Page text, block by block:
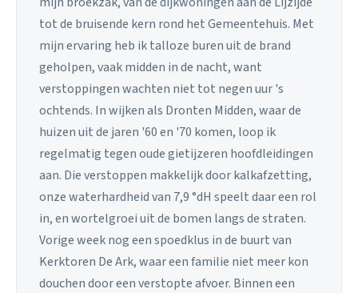
tot de bruisende kern rond het Gemeentehuis. Met
mijn ervaring heb ik talloze buren uit de brand
geholpen, vaak midden in de nacht, want
verstoppingen wachten niet tot negen uur 's
ochtends. In wijken als Dronten Midden, waar de
huizen uit de jaren '60 en '70 komen, loop ik
regelmatig tegen oude gietijzeren hoofdleidingen
aan. Die verstoppen makkelijk door kalkafzetting,
onze waterhardheid van 7,9 °dH speelt daar een rol
in, en wortelgroei uit de bomen langs de straten.
Vorige week nog een spoedklus in de buurt van
Kerktoren De Ark, waar een familie niet meer kon
douchen door een verstopte afvoer. Binnen een